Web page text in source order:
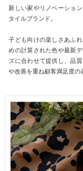
新しい家やリノベーショ
タイルブランド。
子ども向けの楽しさあふ
めの計算された色や最新
ズに合わせて提供し、品
や改善を重ね顧客満足度の